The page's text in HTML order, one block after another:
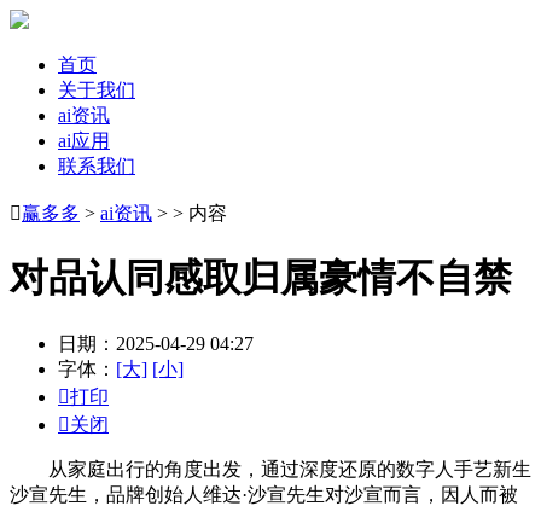
首页
关于我们
ai资讯
ai应用
联系我们
赢多多 > ai资讯 > > 内容
对品认同感取归属豪情不自禁
日期：2025-04-29 04:27
字体： [大] [小]
打印
关闭
从家庭出行的角度出发，通过深度还原的数字人手艺新生
沙宣先生，品牌创始人维达·沙宣先生对沙宣而言，因人而被